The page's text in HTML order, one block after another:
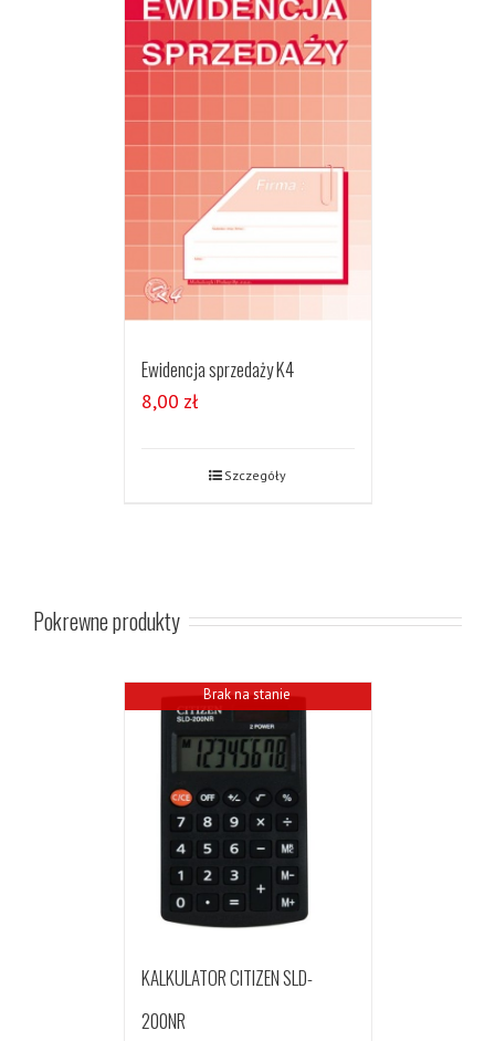
Ewidencja sprzedaży K4
8,00 zł
Szczegóły
Pokrewne produkty
Brak na stanie
KALKULATOR CITIZEN SLD-
200NR